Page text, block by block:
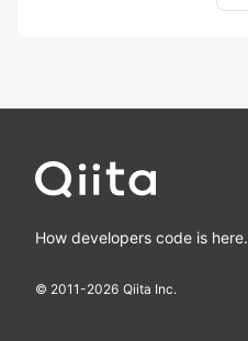
How developers code is here.
© 2011-2026 Qiita Inc.